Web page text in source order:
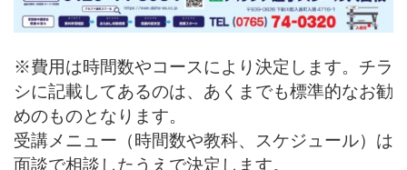
※費用は時間数やコースにより決定します。チラ
シに記載してあるのは、あくまでも標準的なお勧
めのものとなります。
受講メニュー（時間数や教科、スケジュール）は
面談で相談したうえで決定します。